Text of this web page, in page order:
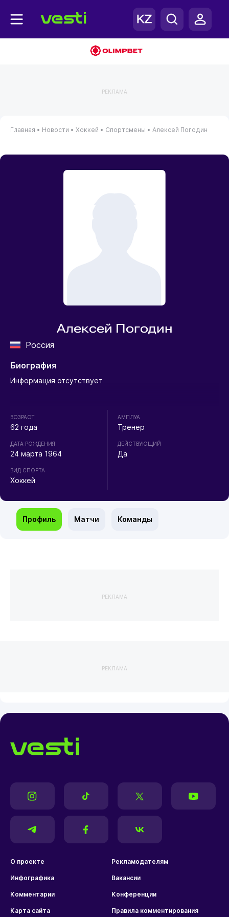
РЕКЛАМА
Главная • Новости • Хоккей • Спортсмены • Алексей Погодин
Алексей Погодин
Россия
Биография
Информация отсутствует
ВОЗРАСТ
62 года
ДАТА РОЖДЕНИЯ
24 марта 1964
ВИД СПОРТА
Хоккей
АМПЛУА
Тренер
ДЕЙСТВУЮЩИЙ
Да
Профиль Матчи Команды
РЕКЛАМА
РЕКЛАМА
О проекте Рекламодателям
Инфографика Вакансии
Комментарии Конференции
Карта сайта Правила комментирования